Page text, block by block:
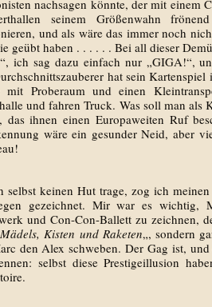
nachsagen könnte, der mit einem
seinem Größenwahn
und als wäre das immer noch
geübt haben . . . . . . Bei all dieser
ich sag dazu einfach nur „GIGA!“,
hat sein
mit Proberaum und einen
und fahren Truck. Was soll man als
das ihnen einen Europaweiten Ruf
wäre ein gesunder Neid, aber
selbst keinen Hut trage, zog ich
gezeichnet. Mir war es wichtig,
und Con-Con-Ballett zu zeichnen,
Kisten und Raketen„, sondern
den Alex schweben. Der Gag ist,
selbst diese Prestigeillusion